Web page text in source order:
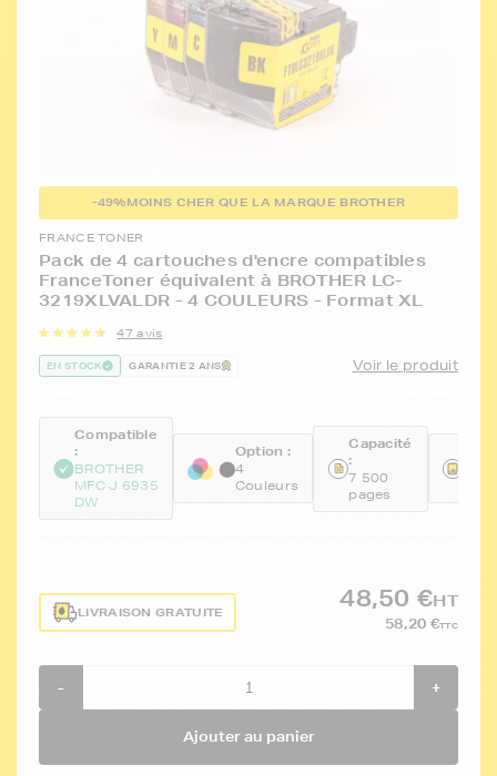
-49%MOINS CHER QUE LA MARQUE BROTHER
FRANCE TONER
Pack de 4 cartouches d'encre compatibles
FranceToner équivalent à BROTHER LC-
3219XLVALDR - 4 COULEURS - Format XL
47 avis
EN STOCK GARANTIE 2 ANS Voir le produit
Compatible
:
BROTHER
MFC J 6935
DW
Option :
4
Couleurs
Capacité
:
7 500
pages
LIVRAISON GRATUITE
48,50 €HT
58,20 €TTC
- +
Ajouter au panier